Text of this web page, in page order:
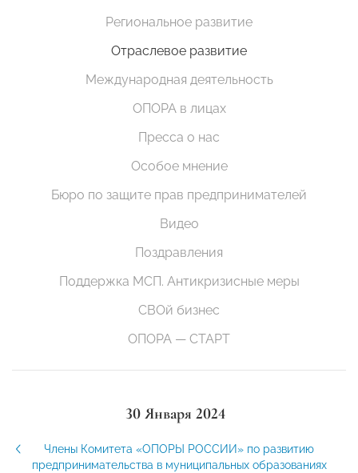
Региональное развитие
Отраслевое развитие
Международная деятельность
ОПОРА в лицах
Пресса о нас
Особое мнение
Бюро по защите прав предпринимателей
Видео
Поздравления
Поддержка МСП. Антикризисные меры
СВОй бизнес
ОПОРА — СТАРТ
30 Января 2024
Члены Комитета «ОПОРЫ РОССИИ» по развитию
предпринимательства в муниципальных образованиях